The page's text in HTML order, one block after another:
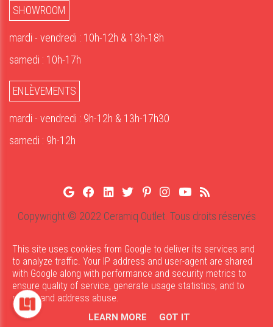
SHOWROOM
mardi - vendredi : 10h-12h & 13h-18h
samedi : 10h-17h
ENLÈVEMENTS
mardi - vendredi : 9h-12h & 13h-17h30
samedi : 9h-12h
Copywright © 2022 Ceramiq Outlet. Tous droits réservés
This site uses cookies from Google to deliver its services and
to analyze traffic. Your IP address and user-agent are shared
with Google along with performance and security metrics to
ensure quality of service, generate usage statistics, and to
detect and address abuse.
LEARN MORE GOT IT